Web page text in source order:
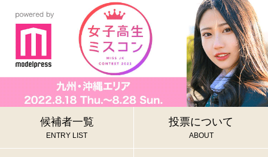
候補者一覧
ENTRY LIST
投票について
ABOUT